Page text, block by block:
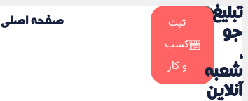
تبلیغ
جو
،
شعبه
آنلاین
ثبت
کسب
و کار
صفحه اصلی